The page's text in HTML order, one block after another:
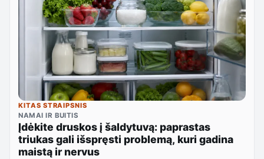
KITAS STRAIPSNIS
NAMAI IR BUITIS
Įdėkite druskos į šaldytuvą: paprastas
triukas gali išspręsti problemą, kuri gadina
maistą ir nervus